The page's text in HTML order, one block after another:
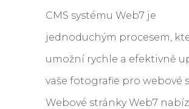
CMS systému Web7 je
jednoduchým procesem,
umožní rychle a efektivně
vaše fotografie pro webové
Webové stránky Web7